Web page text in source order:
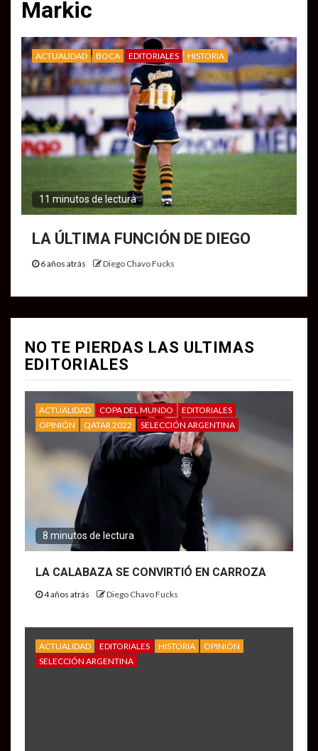
Markic
ACTUALIDAD BOCA EDITORIALES HISTORIA
11 minutos de lectura
LA ÚLTIMA FUNCIÓN DE DIEGO
6 años atrás Diego Chavo Fucks
NO TE PIERDAS LAS ULTIMAS
EDITORIALES
ACTUALIDAD COPA DEL MUNDO
EDITORIALES
OPINIÓN
QATAR 2022 SELECCIÓN ARGENTINA
8 minutos de lectura
LA CALABAZA SE CONVIRTIÓ EN CARROZA
4 años atrás Diego Chavo Fucks
ACTUALIDAD EDITORIALES HISTORIA
OPINIÓN
SELECCIÓN ARGENTINA